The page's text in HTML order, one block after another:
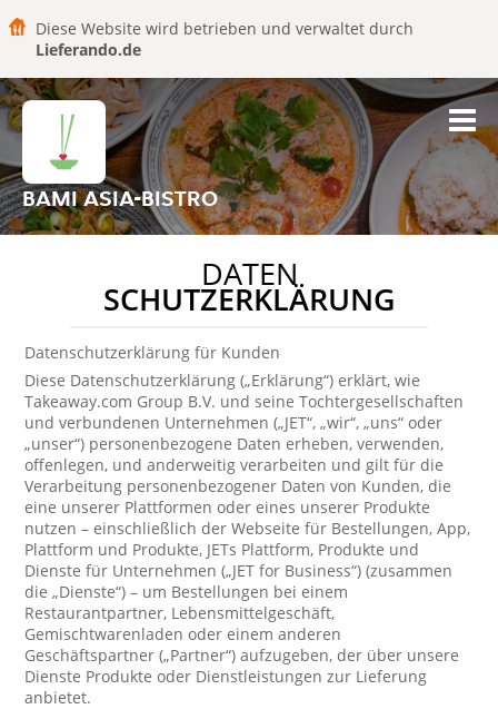
Diese Website wird betrieben und verwaltet durch
Lieferando.de
BAMI ASIA-BISTRO
DATEN
SCHUTZERKLÄRUNG
Datenschutzerklärung für Kunden
Diese Datenschutzerklärung („Erklärung“) erklärt, wie
Takeaway.com Group B.V. und seine Tochtergesellschaften
und verbundenen Unternehmen („JET“, „wir“, „uns“ oder
„unser“) personenbezogene Daten erheben, verwenden,
offenlegen, und anderweitig verarbeiten und gilt für die
Verarbeitung personenbezogener Daten von Kunden, die
eine unserer Plattformen oder eines unserer Produkte
nutzen – einschließlich der Webseite für Bestellungen, App,
Plattform und Produkte, JETs Plattform, Produkte und
Dienste für Unternehmen („JET for Business“) (zusammen
die „Dienste“) – um Bestellungen bei einem
Restaurantpartner, Lebensmittelgeschäft,
Gemischtwarenladen oder einem anderen
Geschäftspartner („Partner“) aufzugeben, der über unsere
Dienste Produkte oder Dienstleistungen zur Lieferung
anbietet.